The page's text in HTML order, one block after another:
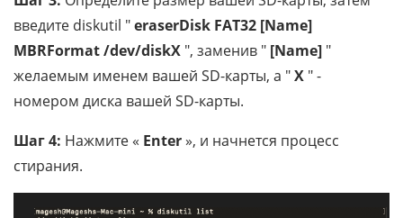
введите diskutil "eraserDisk FAT32 [Name]
MBRFormat /dev/diskX ", заменив " [Name] "
желаемым именем вашей SD-карты, а "X " -
номером диска вашей SD-карты.
Шаг 4: Нажмите « Enter», и начнется процесс
стирания.